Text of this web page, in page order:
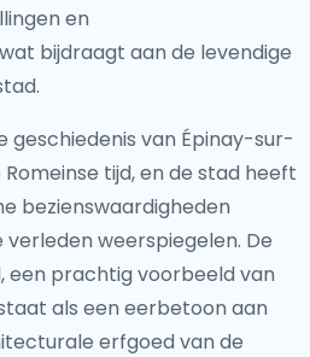
en
bijdraagt aan de levendige
geschiedenis van Épinay-sur-
tijd, en de stad heeft
bezienswaardigheden
weerspiegelen. De
een prachtig voorbeeld van
als een eerbetoon aan
erfgoed van de